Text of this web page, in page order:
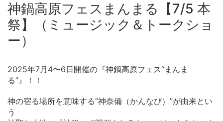
神鍋高原フェスまんまる【7/5 本
祭】（ミュージック＆トークショ
ー）
2025年7月4〜6日開催の『神鍋高原フェス“まんま
る”』！！
神の宿る場所を意味する“神奈備（かんなび）”が由来とい
う